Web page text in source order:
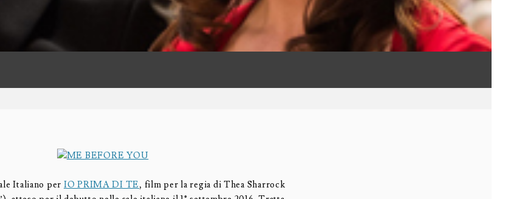
Italiano per IO PRIMA DI TE, film per la regia di Thea Sharrock